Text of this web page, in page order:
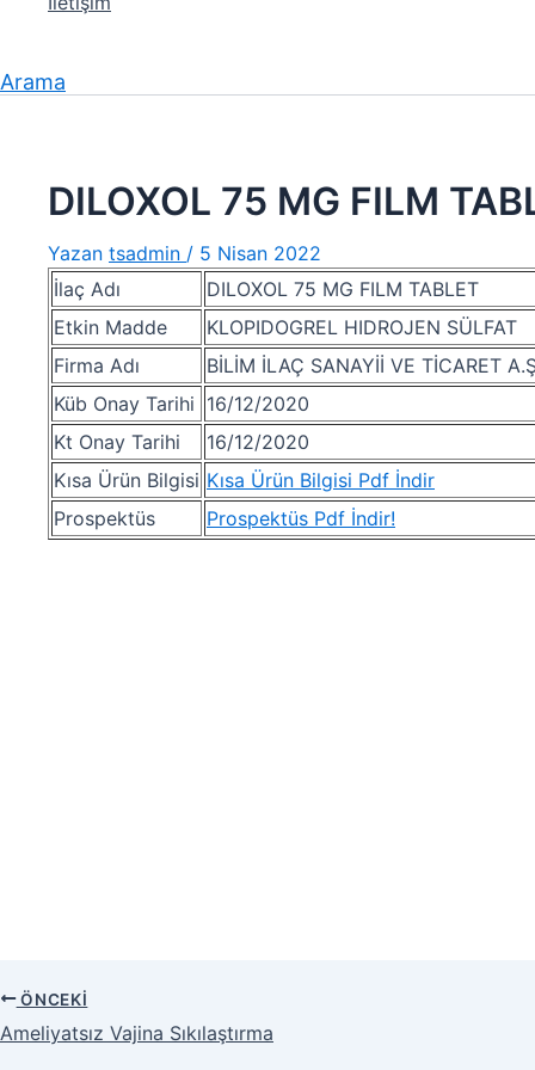
Arama
DILOXOL 75 MG FILM
Yazan tsadmin / 5 Nisan 2022
İlaç Adı
DILOXOL 75 MG FILM TABLET
Etkin Madde
KLOPIDOGREL HIDROJEN SÜLFAT
Firma Adı
BİLİM İLAÇ SANAYİİ VE TİCARET
Küb Onay Tarihi 16/12/2020
Kt Onay Tarihi
16/12/2020
Kısa Ürün Bilgisi Kısa Ürün Bilgisi Pdf İndir
Prospektüs
Prospektüs Pdf İndir!
ÖNCEKI
Ameliyatsız Vajina Sıkılaştırma